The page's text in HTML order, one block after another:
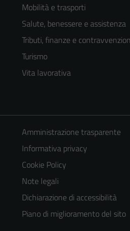
Mobilità e trasporti
Salute, benessere e assistenza
Tributi, finanze e
Turismo
Vita lavorativa
Amministrazione trasparente
Informativa privacy
Cookie Policy
Note legali
Dichiarazione di accessibilità
Piano di miglioramento del sito